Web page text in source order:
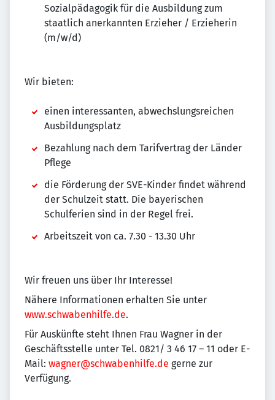
Sozialpädagogik für die Ausbildung zum
staatlich anerkannten Erzieher / Erzieherin
(m/w/d)
Wir bieten:
einen interessanten, abwechslungsreichen
Ausbildungsplatz
Bezahlung nach dem Tarifvertrag der Länder
Pflege
die Förderung der SVE-Kinder findet während
der Schulzeit statt. Die bayerischen
Schulferien sind in der Regel frei.
Arbeitszeit von ca. 7.30 - 13.30 Uhr
Wir freuen uns über Ihr Interesse!
Nähere Informationen erhalten Sie unter
www.schwabenhilfe.de.
Für Auskünfte steht Ihnen Frau Wagner in der
Geschäftsstelle unter Tel. 0821/ 3 46 17 – 11 oder E-
Mail: wagner@schwabenhilfe.de gerne zur
Verfügung.